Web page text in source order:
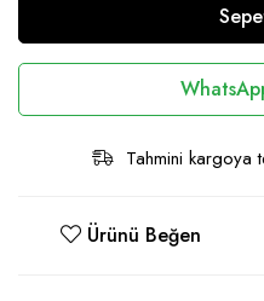
Tahmini
Ürünü Beğen